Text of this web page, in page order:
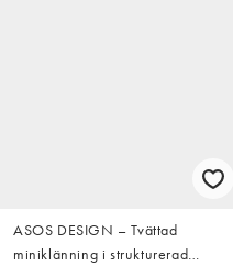
ASOS DESIGN – Tvättad
miniklänning i strukturerad